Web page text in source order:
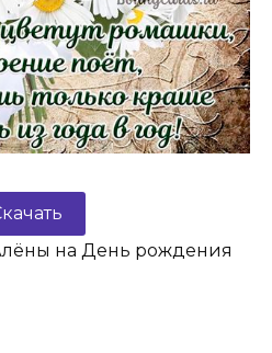
на День рождения